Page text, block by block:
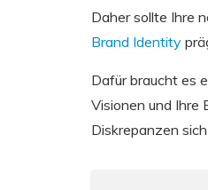
Daher sollte Ihre
Brand Identity
Dafür braucht es
Visionen und Ihre
Diskrepanzen